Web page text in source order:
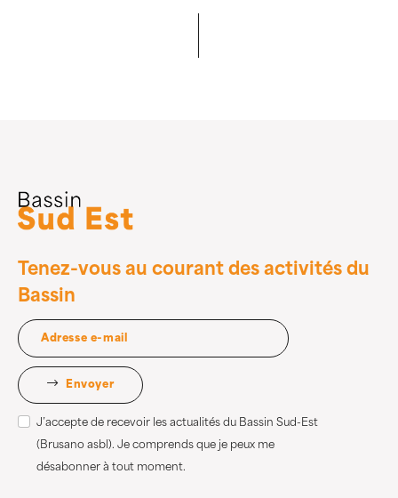
Tenez-vous au courant des activités du
Bassin
Envoyer
J’accepte de recevoir les actualités du Bassin Sud-Est
(Brusano asbl). Je comprends que je peux me
désabonner à tout moment.